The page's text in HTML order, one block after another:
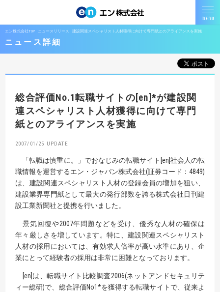
エン株式会社TOP ニュースリリース 建設関連スペシャリスト人材獲得に向けて専門紙とのアライアンスを実施
ニュース詳細
総合評価No.1転職サイトの[en]*が建設関
連スペシャリスト人材獲得に向けて専門
紙とのアライアンスを実施
2007/01/25
「転職は慎重に。」でおなじみの転職サイト[en]社会人の転
職情報を運営するエン・ジャパン株式会社(証券コード：4849)
は、建設関連スペシャリスト人材の登録会員の増加を狙い、
建設業界専門紙として最大の発行部数を誇る株式会社日刊建
設工業新聞社と提携を行いました。
景気回復や2007年問題などを受け、優秀な人材の確保は
年々厳しさを増しています。特に、建設関連スペシャリスト
人材の採用においては、有効求人倍率が高い水準にあり、企
業にとって経験者の採用は非常に困難となっております。
[en]は、転職サイト比較調査2006(ネットアンドセキュリテ
ィー総研)で、総合評価No1*を獲得する転職サイトで、従来よ